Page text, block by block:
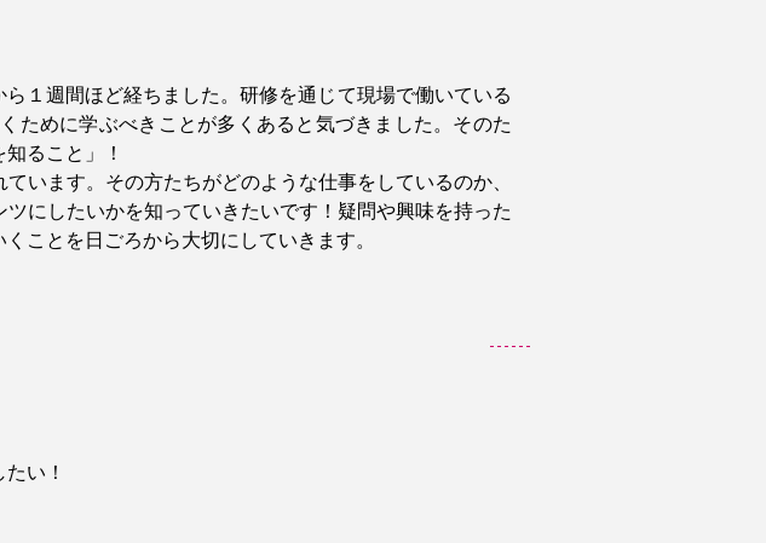
１週間ほど経ちました。研修を通じて現場で働いている
ために学ぶべきことが多くあると気づきました。そのた
ること」！
います。その方たちがどのような仕事をしているのか、
にしたいかを知っていきたいです！疑問や興味を持った
ことを日ごろから大切にしていきます。
い！